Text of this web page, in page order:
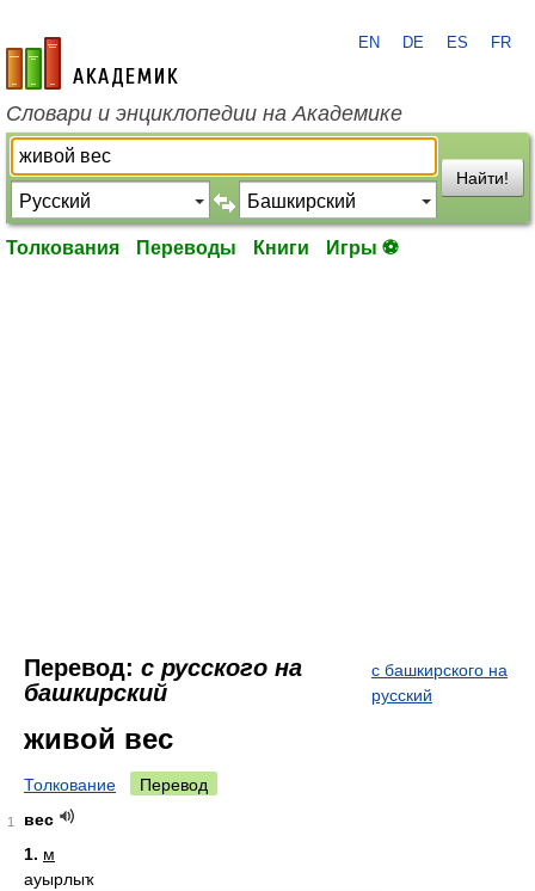
academic.ru
EN DE ES FR
Словари и энциклопедии на Академике
Найти!
Толкования Переводы Книги Игры ⚽
Перевод: с русского на
башкирский
с башкирского на
русский
живой вес
Толкование Перевод
1
вес
1. м
ауырлыҡ